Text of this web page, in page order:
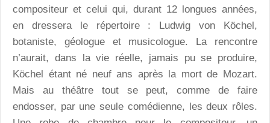
compositeur et celui qui, durant 12 longues années,
en dressera le répertoire : Ludwig von Köchel,
botaniste, géologue et musicologue. La rencontre
n’aurait, dans la vie réelle, jamais pu se produire,
Köchel étant né neuf ans après la mort de Mozart.
Mais au théâtre tout se peut, comme de faire
endosser, par une seule comédienne, les deux rôles.